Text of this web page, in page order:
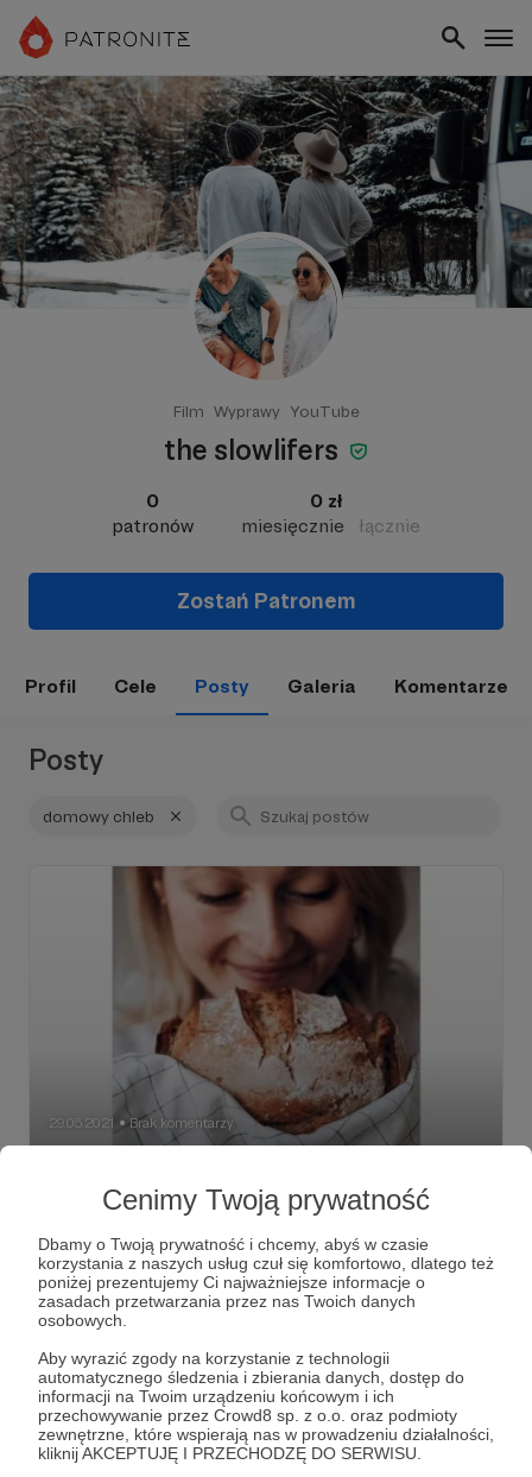
Cenimy Twoją prywatność
Dbamy o Twoją prywatność i chcemy, abyś w czasie
korzystania z naszych usług czuł się komfortowo, dlatego też
poniżej prezentujemy Ci najważniejsze informacje o
zasadach przetwarzania przez nas Twoich danych
osobowych.
Aby wyrazić zgody na korzystanie z technologii
automatycznego śledzenia i zbierania danych, dostęp do
informacji na Twoim urządzeniu końcowym i ich
przechowywanie przez Crowd8 sp. z o.o. oraz podmioty
zewnętrzne, które wspierają nas w prowadzeniu działalności,
kliknij AKCEPTUJĘ I PRZECHODZĘ DO SERWISU.
Film Wyprawy YouTube
the slowlifers
0
patronów
0 zł
miesięcznie
łącznie
Zostań Patronem
Profil Cele Posty Galeria Komentarze
Posty
domowy chleb
29.05.2021 ● Brak komentarzy
upiec chleb w domu
zabrać? Nic się nie martw. Dzięki tej publikacji dowiesz się
jak w prosty sposób upiec pyszny domowy chleb z
chrupiącą skórką. Szczegółowo opisaliśmy proces
robienia chleba na: zakwasie, drożdżach i sodzie w taki
sposób, by nawet początkujący piekarz mógł z łatwością
wszystko zdjęciami, by zapewnić wizualne wsparcie w
chwili zwątpienia. Pieczenie chleba stało się naszym
hobby. Z niewielu składników, odrobiny miłości i czasu
powstaje coś niesamowitego. Uważaj bo pieczenie chleba
to równie satysfakcjonujące jak i wciągające zajęcie.
domowy chleb